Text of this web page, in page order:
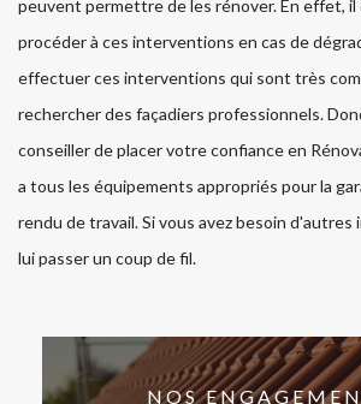
peuvent permettre de les rénover. En effet,
procéder à ces interventions en cas de
effectuer ces interventions qui sont très
rechercher des façadiers professionnels.
conseiller de placer votre confiance en
a tous les équipements appropriés pour la
rendu de travail. Si vous avez besoin d'autres
lui passer un coup de fil.
NOS